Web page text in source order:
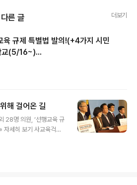
른 글 더보기
규제 특별법 발의!(+4가지 시민
교(5/16~)...
해 걸어온 길
28명 의원, ‘선행교육 규
자세히 보기 사교육걱정
론회’ 개최 2013년 3월